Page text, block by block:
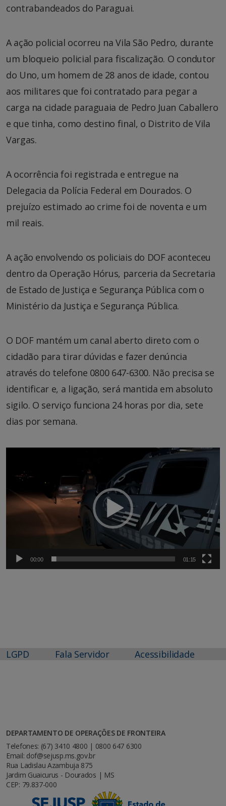
contrabandeados do Paraguai.
A ação policial ocorreu na Vila São Pedro, durante
um bloqueio policial para fiscalização. O condutor
do Uno, um homem de 28 anos de idade, contou
aos militares que foi contratado para pegar a
carga na cidade paraguaia de Pedro Juan Caballero
e que tinha, como destino final, o Distrito de Vila
Vargas.
A ocorrência foi registrada e entregue na
Delegacia da Polícia Federal em Dourados. O
prejuízo estimado ao crime foi de noventa e um
mil reais.
A ação envolvendo os policiais do DOF aconteceu
dentro da Operação Hórus, parceria da Secretaria
de Estado de Justiça e Segurança Pública com o
Ministério da Justiça e Segurança Pública.
O DOF mantém um canal aberto direto com o
cidadão para tirar dúvidas e fazer denúncia
através do telefone 0800 647-6300. Não precisa se
identificar e, a ligação, será mantida em absoluto
sigilo. O serviço funciona 24 horas por dia, sete
dias por semana.
vídeo
00:00 01:15
LGPD Fala Servidor Acessibilidade
DEPARTAMENTO DE OPERAÇÕES DE FRONTEIRA
Telefones: (67) 3410 4800 | 0800 647 6300
Email: dof@sejusp.ms.gov.br
Rua Ladislau Azambuja 875
Jardim Guaicurus - Dourados | MS
CEP: 79.837-000